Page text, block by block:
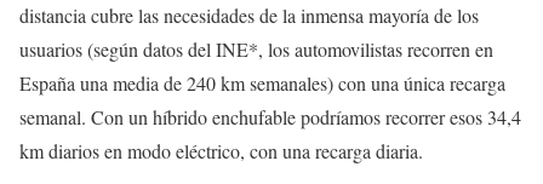
distancia cubre las necesidades de la inmensa mayoría de los
usuarios (según datos del INE*, los automovilistas recorren en
España una media de 240 km semanales) con una única recarga
semanal. Con un híbrido enchufable podríamos recorrer esos 34,4
km diarios en modo eléctrico, con una recarga diaria.